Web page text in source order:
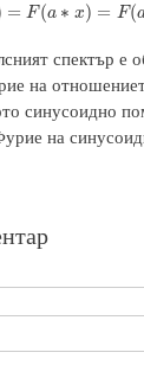
= F(a ∗ x) = F(
F(h )=F(a∗ x)= F( a)F(
спектър е
на
синусоидно
на